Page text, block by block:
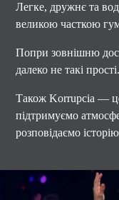
Легке, дружнє та
великою часткою
Попри зовнішню
далеко не такі
Також Korrupcia —
підтримуємо
розповідаємо